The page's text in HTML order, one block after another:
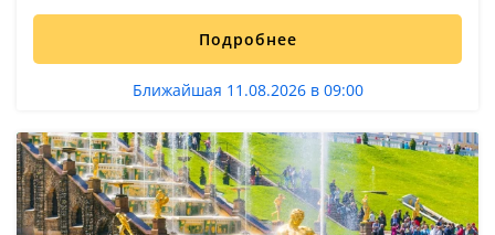
Подробнее
Ближайшая 11.08.2026 в 09:00